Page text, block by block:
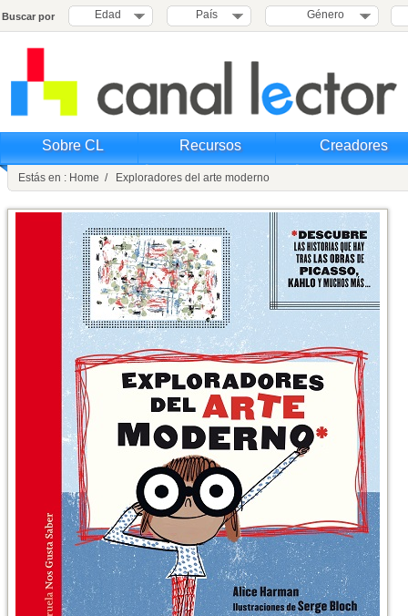
Buscar por Edad País Género
Sobre CL Recursos Creadores
Estás en : Home / Exploradores del arte moderno